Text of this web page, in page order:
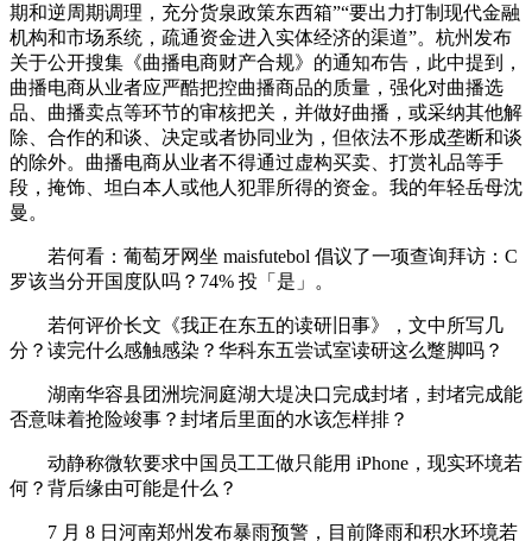
期和逆周期调理，充分货泉政策东西箱”“要出力打制现代金融
机构和市场系统，疏通资金进入实体经济的渠道”。杭州发布
关于公开搜集《曲播电商财产合规》的通知布告，此中提到，
曲播电商从业者应严酷把控曲播商品的质量，强化对曲播选
品、曲播卖点等环节的审核把关，并做好曲播，或采纳其他解
除、合作的和谈、决定或者协同业为，但依法不形成垄断和谈
的除外。曲播电商从业者不得通过虚构买卖、打赏礼品等手
段，掩饰、坦白本人或他人犯罪所得的资金。我的年轻岳母沈
曼。
若何看：葡萄牙网坐 maisfutebol 倡议了一项查询拜访：C
罗该当分开国度队吗？74% 投「是」。
若何评价长文《我正在东五的读研旧事》，文中所写几
分？读完什么感触感染？华科东五尝试室读研这么蹩脚吗？
湖南华容县团洲垸洞庭湖大堤决口完成封堵，封堵完成能
否意味着抢险竣事？封堵后里面的水该怎样排？
动静称微软要求中国员工工做只能用 iPhone，现实环境若
何？背后缘由可能是什么？
7 月 8 日河南郑州发布暴雨预警，目前降雨和积水环境若